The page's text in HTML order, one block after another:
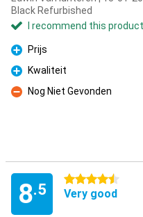
Black Refurbished
I recommend this product
Pro
Prijs
Pro
Kwaliteit
Con
Nog Niet Gevonden
8.5
4.5 stars
Very good